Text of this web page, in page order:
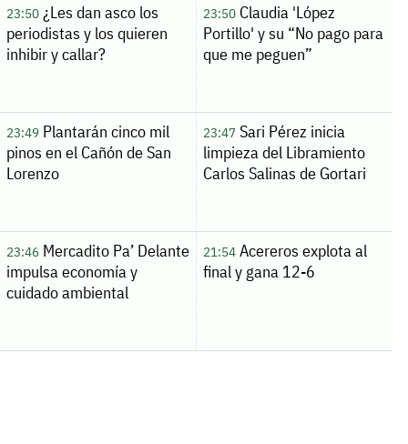
23:50¿Les dan asco los
periodistas y los quieren
inhibir y callar?
23:50Claudia 'López
Portillo' y su “No pago para
que me peguen”
23:49Plantarán cinco mil
pinos en el Cañón de San
Lorenzo
23:47Sari Pérez inicia
limpieza del Libramiento
Carlos Salinas de Gortari
23:46Mercadito Pa’ Delante
impulsa economía y
cuidado ambiental
21:54Acereros explota al
final y gana 12-6